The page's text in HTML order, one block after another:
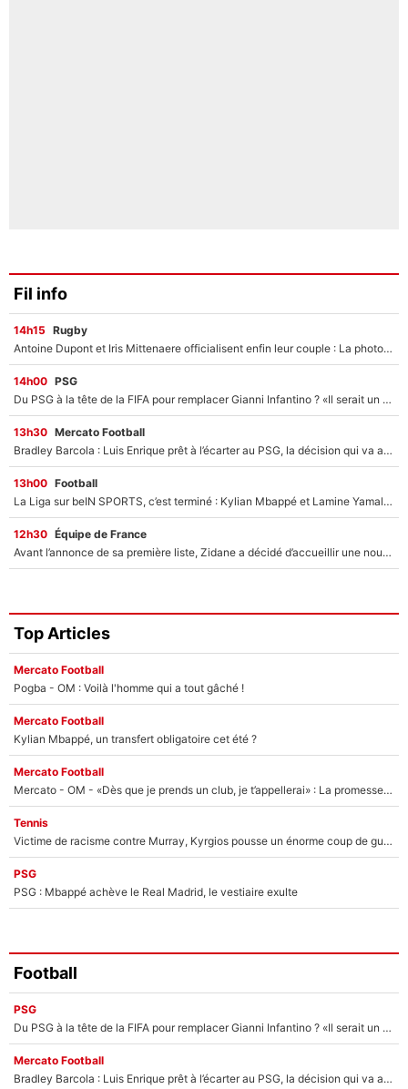
Fil info
14h15 Rugby
Antoine Dupont et Iris Mittenaere officialisent enfin leur couple : La photo qui enflamme les réseaux sociaux
14h00 PSG
Du PSG à la tête de la FIFA pour remplacer Gianni Infantino ? «Il serait un mauvais président», le patron de la Liga s'attaque à Nasser Al-Khelaïfi !
13h30 Mercato Football
Bradley Barcola : Luis Enrique prêt à l’écarter au PSG, la décision qui va accélérer son transfert à Liverpool ?
13h00 Football
La Liga sur beIN SPORTS, c’est terminé : Kylian Mbappé et Lamine Yamal changent de chaîne, «le moment était venu d'ouvrir un nouveau chapitre»
12h30 Équipe de France
Avant l’annonce de sa première liste, Zidane a décidé d’accueillir une nouvelle tête en équipe de France
Top Articles
Mercato Football
Pogba - OM : Voilà l'homme qui a tout gâché !
Mercato Football
Kylian Mbappé, un transfert obligatoire cet été ?
Mercato Football
Mercato - OM - «Dès que je prends un club, je t’appellerai» : La promesse de Marcelino au moment de claquer la porte
Tennis
Victime de racisme contre Murray, Kyrgios pousse un énorme coup de gueule !
PSG
PSG : Mbappé achève le Real Madrid, le vestiaire exulte
Football
PSG
Du PSG à la tête de la FIFA pour remplacer Gianni Infantino ? «Il serait un mauvais président», le patron de la Liga s'attaque à Nasser Al-Khelaïfi !
Mercato Football
Bradley Barcola : Luis Enrique prêt à l’écarter au PSG, la décision qui va accélérer son transfert à Liverpool ?